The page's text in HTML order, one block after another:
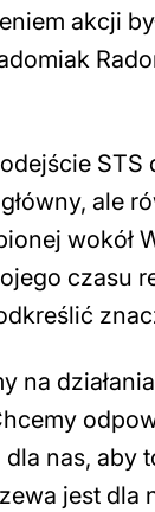
akcji
STS
ale
wokół
czasu
na
nas, aby
jest dla